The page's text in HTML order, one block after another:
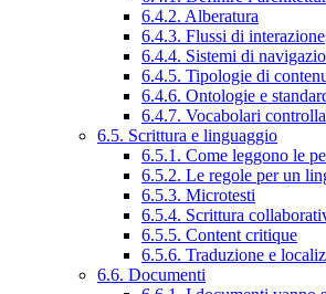
6.4.2. Alberatura
6.4.3. Flussi di interazione
6.4.4. Sistemi di
6.4.5. Tipologie di
6.4.6. Ontologie e
6.4.7. Vocabolari
6.5. Scrittura e linguaggio
6.5.1. Come leggono le
6.5.2. Le regole per un
6.5.3. Microtesti
6.5.4. Scrittura
6.5.5. Content critique
6.5.6. Traduzione e
6.6. Documenti